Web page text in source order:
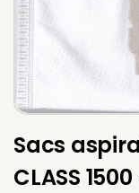
Sacs
CLASS